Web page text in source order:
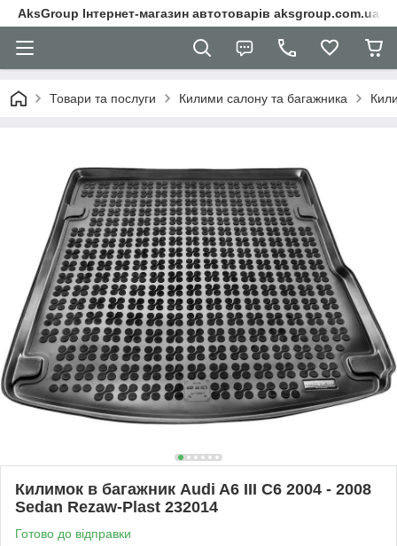
AksGroup Інтернет-магазин автотоварів aksgroup.com.ua
Товари та послуги Килими салону та багажника
Килимок в багажник Audi A6 III C6 2004 - 2008
Sedan Rezaw-Plast 232014
Готово до відправки